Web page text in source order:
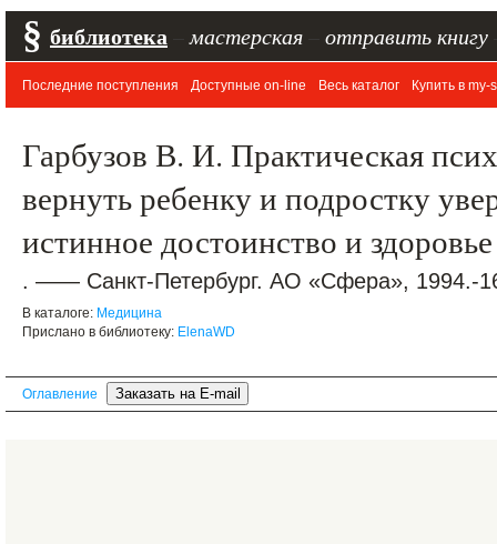
§ библиотека мастерская отправить книгу
Последние поступления Доступные on-line Весь каталог Купить в my-
Гарбузов В. И. Практическая
вернуть ребенку и подростку
истинное достоинство и здоровье
. —— Санкт-Петербург. АО «Сфера», 1994.-
В каталоге: Медицина
Прислано в библиотеку: ElenaWD
Оглавление